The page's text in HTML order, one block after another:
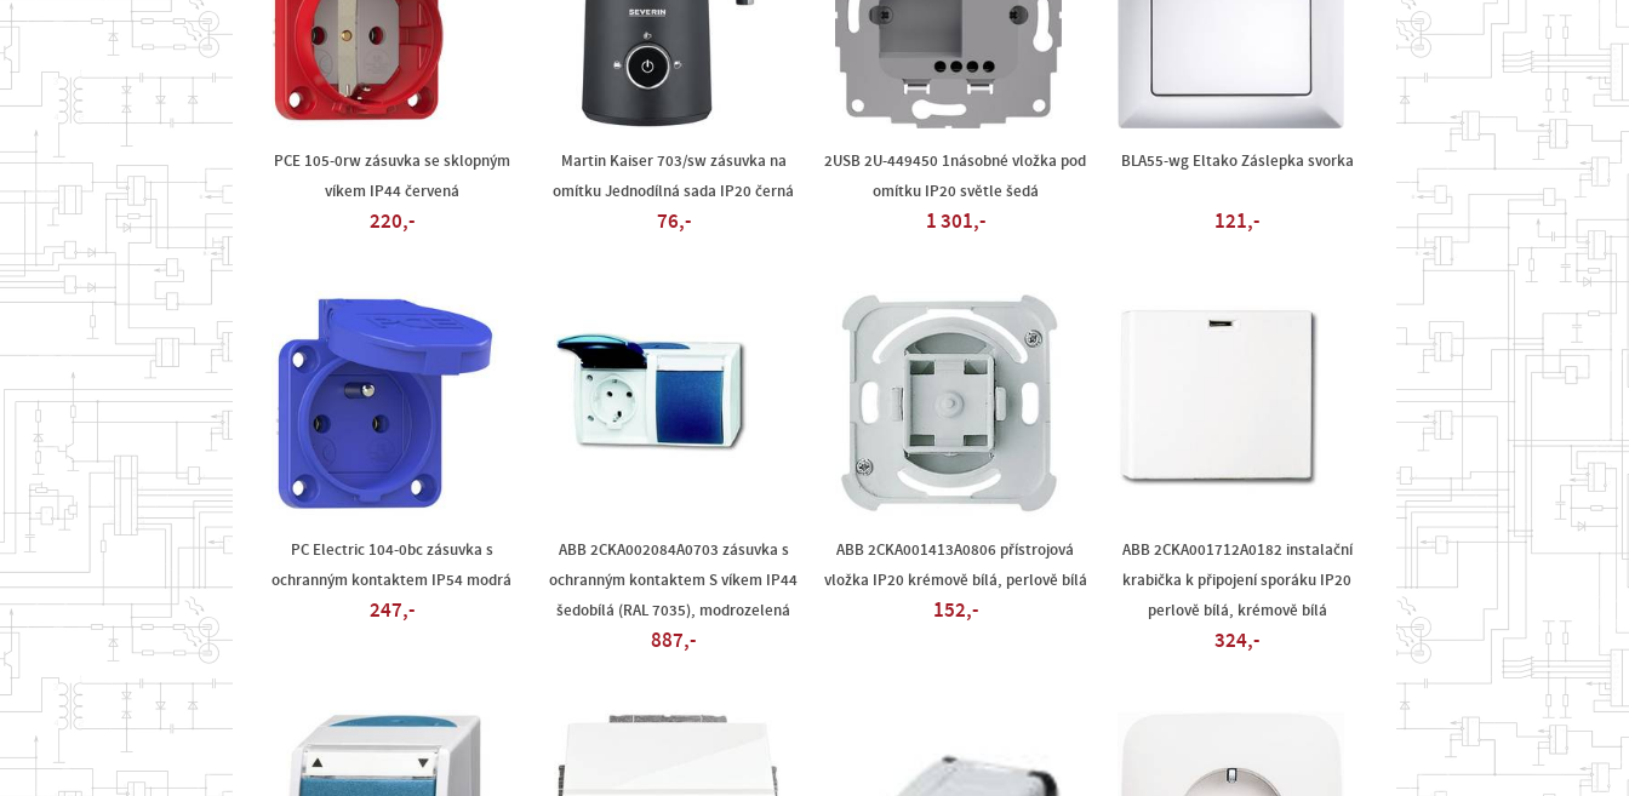
PCE 105-0rw zásuvka se sklopným
víkem IP44 červená
220,-
Martin Kaiser 703/sw zásuvka na
omítku Jednodílná sada IP20 černá
76,-
2USB 2U-449450 1násobné vložka pod
omítku IP20 světle šedá
1 301,-
BLA55-wg Eltako Záslepka svorka
121,-
PC Electric 104-0bc zásuvka s
ochranným kontaktem IP54 modrá
247,-
ABB 2CKA002084A0703 zásuvka s
ochranným kontaktem S víkem IP44
šedobílá (RAL 7035), modrozelená
887,-
ABB 2CKA001413A0806 přístrojová
vložka IP20 krémově bílá, perlově bílá
152,-
ABB 2CKA001712A0182 instalační
krabička k připojení sporáku IP20
perlově bílá, krémově bílá
324,-